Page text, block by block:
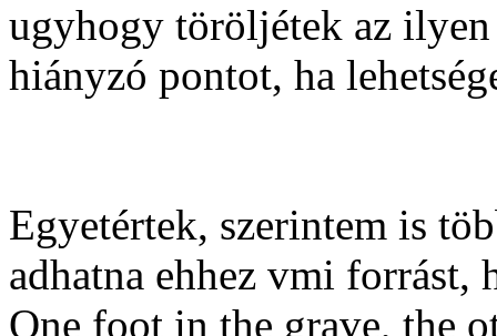
ugyhogy töröljétek az ilyen
hiányzó pontot, ha
Egyetértek, szerintem is
adhatna ehhez vmi forrást,
One foot in the grave, the